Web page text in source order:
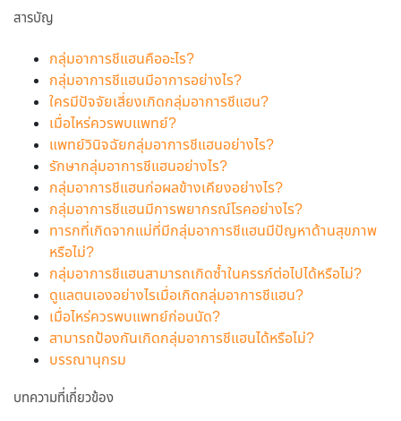
สารบัญ
กลุ่มอาการชีแฮนคืออะไร?
กลุ่มอาการชีแฮนมีอาการอย่างไร?
ใครมีปัจจัยเสี่ยงเกิดกลุ่มอาการชีแฮน?
เมื่อไหร่ควรพบแพทย์?
แพทย์วินิจฉัยกลุ่มอาการชีแฮนอย่างไร?
รักษากลุ่มอาการชีแฮนอย่างไร?
กลุ่มอาการชีแฮนก่อผลข้างเคียงอย่างไร?
กลุ่มอาการชีแฮนมีการพยากรณ์โรคอย่างไร?
ทารกที่เกิดจากแม่ที่มีกลุ่มอาการชีแฮนมีปัญหาด้านสุขภาพ
หรือไม่?
กลุ่มอาการชีแฮนสามารถเกิดซ้ำในครรภ์ต่อไปได้หรือไม่?
ดูแลตนเองอย่างไรเมื่อเกิดกลุ่มอาการชีแฮน?
เมื่อไหร่ควรพบแพทย์ก่อนนัด?
สามารถป้องกันเกิดกลุ่มอาการชีแฮนได้หรือไม่?
บรรณานุกรม
บทความที่เกี่ยวข้อง